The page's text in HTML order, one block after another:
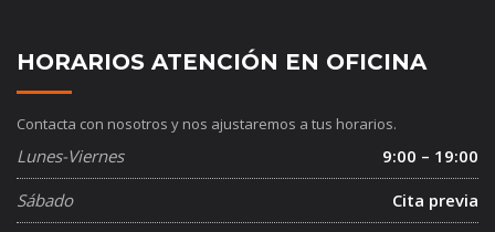
HORARIOS ATENCIÓN EN OFICINA
Contacta con nosotros y nos ajustaremos a tus horarios.
Lunes-Viernes
9:00 – 19:00
Sábado
Cita previa